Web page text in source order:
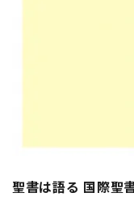
聖書は語る 国際聖